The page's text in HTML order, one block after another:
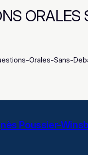
ORALES
Orales-Sans-
Poussier-